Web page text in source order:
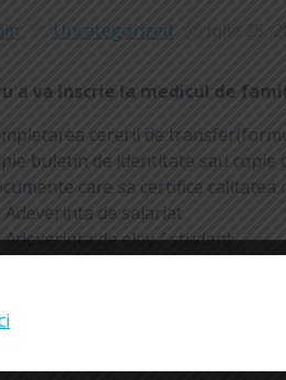
Uncategorized iulie 25,
a va inscrie la medicul de
cererii de
buletin de identitate sau copie
care sa certifice calitatea
Adeverinta de salariat
Adeverinta de elev / student
faptul ca un pacient isi
la vaccinare